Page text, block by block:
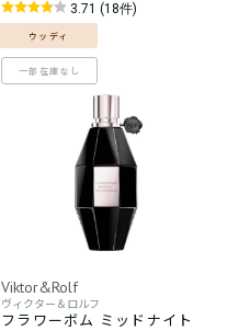
3.71 (18件)
ウッディ
一部在庫なし
Viktor&Rolf
ヴィクター＆ロルフ
フラワーボム ミッドナイト